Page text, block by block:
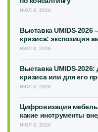
ИЮЛ 8, 2026
Выставка UMIDS-
кризиса: экспозиция
ИЮЛ 8, 2026
Выставка UMIDS-
кризиса или для его
ИЮЛ 8, 2026
Цифровизация
какие инструменты
ИЮЛ 8, 2026